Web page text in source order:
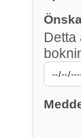
Detta